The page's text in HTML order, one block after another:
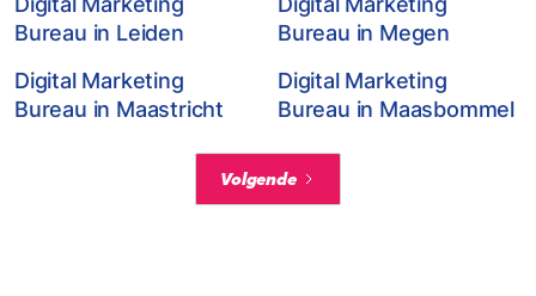
Bureau in Leiden
Bureau in Megen
Digital Marketing
Bureau in Maastricht
Digital Marketing
Bureau in Maasbommel
Volgende